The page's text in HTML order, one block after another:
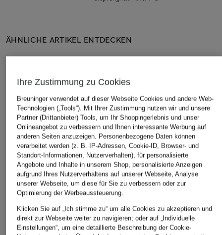
ÄHNLICHE ARTIKEL ENTDECKEN
Ihre Zustimmung zu Cookies
Breuninger verwendet auf dieser Webseite Cookies und andere Web-
Technologien („Tools“). Mit Ihrer Zustimmung nutzen wir und unsere
Partner (Drittanbieter) Tools, um Ihr Shoppingerlebnis und unser
Onlineangebot zu verbessern und Ihnen interessante Werbung auf
anderen Seiten anzuzeigen. Personenbezogene Daten können
verarbeitet werden (z. B. IP-Adressen, Cookie-ID, Browser- und
Standort-Informationen, Nutzerverhalten), für personalisierte
Angebote und Inhalte in unserem Shop, personalisierte Anzeigen
aufgrund Ihres Nutzerverhaltens auf unserer Webseite, Analyse
unserer Webseite, um diese für Sie zu verbessern oder zur
Optimierung der Werbeaussteuerung.
Klicken Sie auf „Ich stimme zu“ um alle Cookies zu akzeptieren und
direkt zur Webseite weiter zu navigieren; oder auf „Individuelle
Einstellungen“, um eine detaillierte Beschreibung der Cookie-